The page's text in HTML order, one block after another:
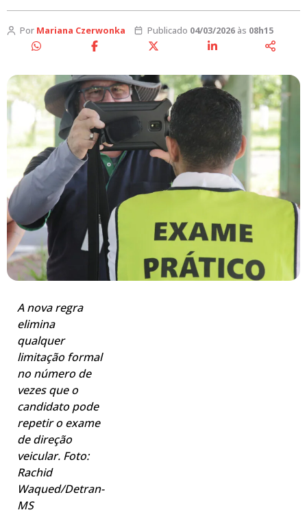
Por Mariana Czerwonka Publicado 04/03/2026às 08h15
A nova regra
elimina
qualquer
limitação formal
no número de
vezes que o
candidato pode
repetir o exame
de direção
veicular. Foto:
Rachid
Waqued/Detran-
MS